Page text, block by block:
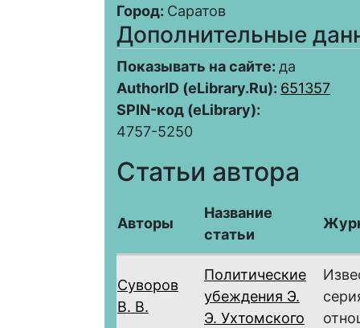
Город: Саратов
Дополнительные
Показывать на сайте: да
AuthorID (eLibrary.Ru): 651357
SPIN-код (eLibrary):
4757-5250
Статьи автора
Авторы
Название
статьи
Суворов
В. В.
Политические
убеждения Э.
Э. Ухтомского